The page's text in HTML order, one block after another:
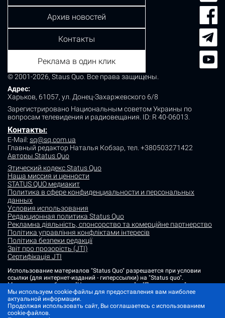
© 2001-2026, Staus Quo. Все права защищены.
Адрес:
Харьков, 61057, ул. Донец-Захаржевского 6/8
Зарегистрировано Национальным советом Украины по
вопросам телевидения и радиовещания. ID: R 40-06013.
Контакты:
E-Mail: sq@sq.com.ua
Главный редактор Наталья Кобзар, тел. +380503271422
Авторы Status Quo
Этический кодекс Status Quo
Наша миссия и ценности
STATUS QUO медиакит
Политика в сфере конфиденциальности и персональных
данных
Условия использования
Редакционная политика Status Quo
Рекламна діяльність, спонсорство та комерційне партнерство
Політика управління конфліктами інтересів
Політика безпеки редакції
Звіт про прозорість (JTI)
Сертифікація JTI
Архив новостей
Контакты
Реклама в один клик
Использование материалов "Status Quo" разрешается при условии
ссылки (для интернет-изданий - гиперссылки) на "Status quo".
Материалы в рубриках "Новости партнеров" и "Пресс-релизы"
размещаются на правах рекламы или в рамках некоммерческого
партнерства.
Изображения, содержащие метку "Status Quo" или не содержащие
Мы используем cookie-файлы для предоставления вам наиболее
актуальной информации.
Продолжая использовать сайт, Вы соглашаетесь с использованием
cookie-файлов.